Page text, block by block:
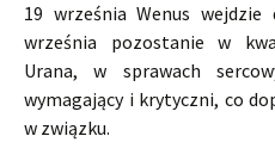
19 września Wenus
września pozostanie w
Urana, w sprawach
wymagający i krytyczni, co
w związku.